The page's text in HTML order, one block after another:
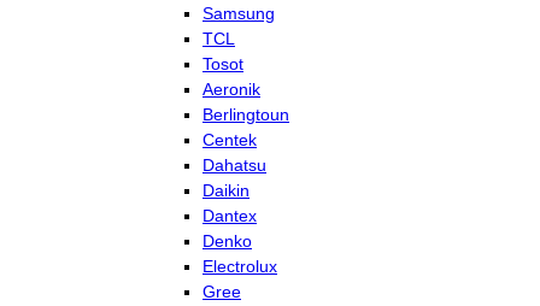
Samsung
TCL
Tosot
Aeronik
Berlingtoun
Centek
Dahatsu
Daikin
Dantex
Denko
Electrolux
Gree